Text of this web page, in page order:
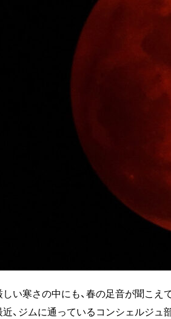
しい寒さの中にも、春の足音が聞こえ
近、ジムに通っているコンシェルジュ